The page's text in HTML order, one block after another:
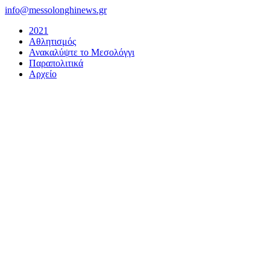
Μετάβαση
περιεχόμενο
info@messolonghinews.gr
2021
Αθλητισμός
Ανακαλύψτε το Μεσολόγγι
Παραπολιτικά
Αρχείο